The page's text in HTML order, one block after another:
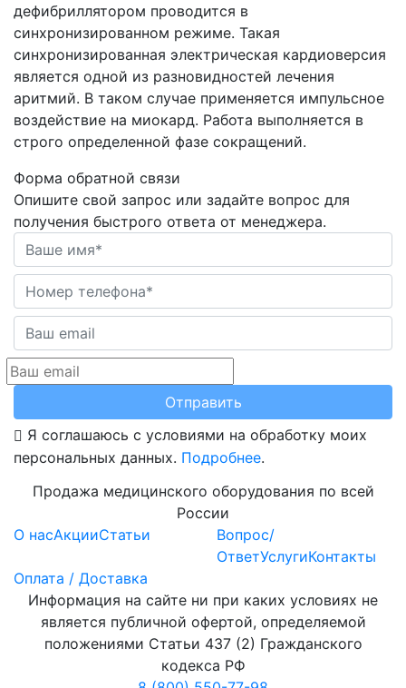
дефибриллятором проводится в
синхронизированном режиме. Такая
синхронизированная электрическая кардиоверсия
является одной из разновидностей лечения
аритмий. В таком случае применяется импульсное
воздействие на миокард. Работа выполняется в
строго определенной фазе сокращений.
Форма обратной связи
Опишите свой запрос или задайте вопрос для
получения быстрого ответа от менеджера.
Отправить
Я соглашаюсь с условиями на обработку моих
персональных данных. Подробнее.
Продажа медицинского оборудования по всей
России
О насАкцииСтатьи
Вопрос/
ОтветУслугиКонтакты
Оплата / Доставка
Информация на сайте ни при каких условиях не
является публичной офертой, определяемой
положениями Статьи 437 (2) Гражданского
кодекса РФ